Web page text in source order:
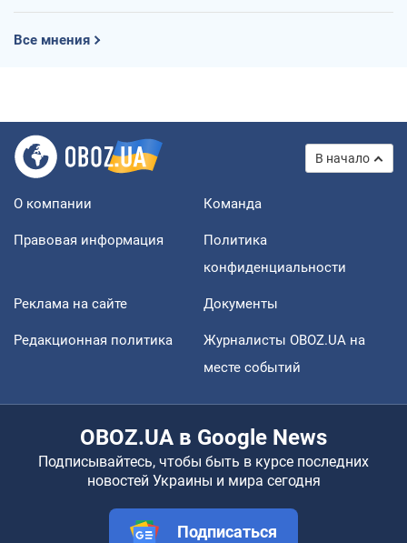
Все мнения
В начало
О компании Команда
Правовая информация
Политика
конфиденциальности
Реклама на сайте Документы
Редакционная политика
Журналисты OBOZ.UA на
месте событий
OBOZ.UA в Google News
Подписывайтесь, чтобы быть в курсе последних
новостей Украины и мира сегодня
Подписаться